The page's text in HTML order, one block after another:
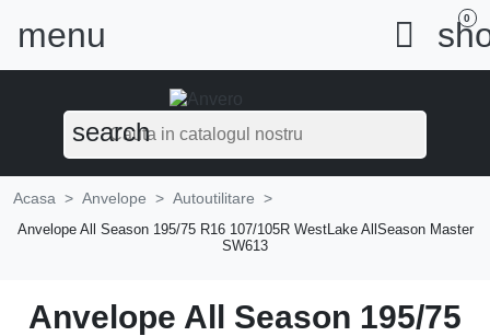
menu  0
search
Acasa Anvelope Autoutilitare
Anvelope All Season 195/75 R16 107/105R WestLake AllSeason Master
SW613
Anvelope All Season 195/75